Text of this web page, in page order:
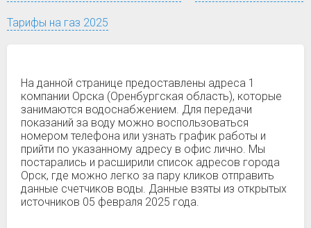
Тарифы на газ 2025
На данной странице предоставлены адреса 1
компании Орска (Оренбургская область), которые
занимаются водоснабжением. Для передачи
показаний за воду можно воспользоваться
номером телефона или узнать график работы и
прийти по указанному адресу в офис лично. Мы
постарались и расширили список адресов города
Орск, где можно легко за пару кликов отправить
данные счетчиков воды. Данные взяты из открытых
источников 05 февраля 2025 года.